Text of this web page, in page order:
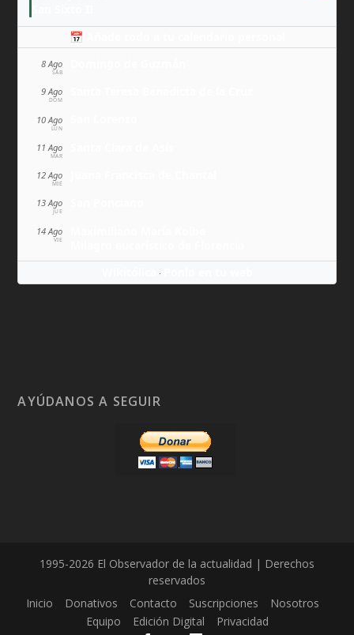
📅 Añade todo a tu calendario personal
8 Ago
SÁB
9 Ago
DOM
10 Ago
LUN
11 Ago
MAR
12 Ago
MIÉ
13 Ago
JUE
14 Ago
VIE
·
AYÚDANOS A SEGUIR
1995-2026 El Observador de la actualidad | Derechos
reservados
Inicio
Donativos Contacto Suscripciones
Nosotros
Equipo
Edición Digital Privacidad